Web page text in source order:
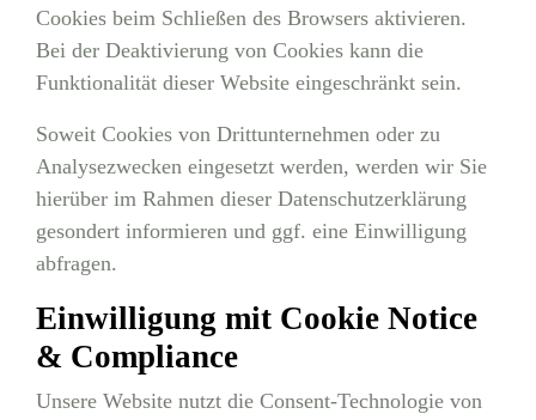
Cookies beim Schließen des Browsers aktivieren.
Bei der Deaktivierung von Cookies kann die
Funktionalität dieser Website eingeschränkt sein.
Soweit Cookies von Drittunternehmen oder zu
Analysezwecken eingesetzt werden, werden wir Sie
hierüber im Rahmen dieser Datenschutzerklärung
gesondert informieren und ggf. eine Einwilligung
abfragen.
Einwilligung mit Cookie Notice
& Compliance
Unsere Website nutzt die Consent-Technologie von